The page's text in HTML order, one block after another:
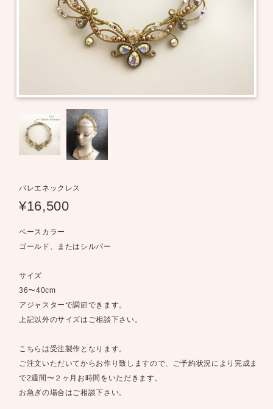
バレエネックレス
¥16,500
ベースカラー
ゴールド、またはシルバー
サイズ
36〜40cm
アジャスターで調節できます。
上記以外のサイズはご相談下さい。
こちらは受注製作となります。
ご注文いただいてからお作り致しますので、ご予約状況により完成ま
で2週間〜２ヶ月お時間をいただきます。
お急ぎの場合はご相談下さい。